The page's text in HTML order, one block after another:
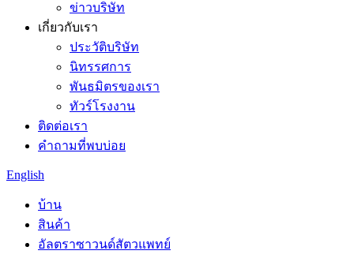
ข่าวบริษัท
เกี่ยวกับเรา
ประวัติบริษัท
นิทรรศการ
พันธมิตรของเรา
ทัวร์โรงงาน
ติดต่อเรา
คำถามที่พบบ่อย
English
บ้าน
สินค้า
อัลตราซาวนด์สัตวแพทย์